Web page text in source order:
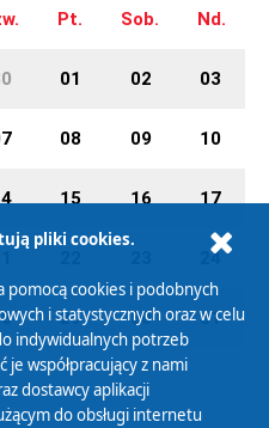
Pt. Sob. Nd.
01 02 03
08 09 10
15 16 17
24
29 30 31
pliki cookies.
pomocą cookies i podobnych
i statystycznych oraz w celu
indywidualnych potrzeb
współpracujący z nami
dostawcy aplikacji
do obsługi internetu